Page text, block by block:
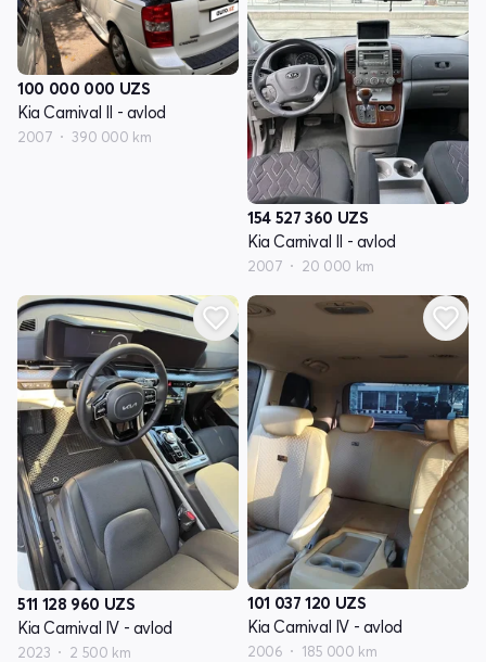
100 000 000 UZS
Kia Carnival II - avlod
2007 390 000 km
154 527 360 UZS
Kia Carnival II - avlod
2007 20 000 km
511 128 960 UZS
Kia Carnival IV - avlod
2023 2 500 km
101 037 120 UZS
Kia Carnival IV - avlod
2006 185 000 km